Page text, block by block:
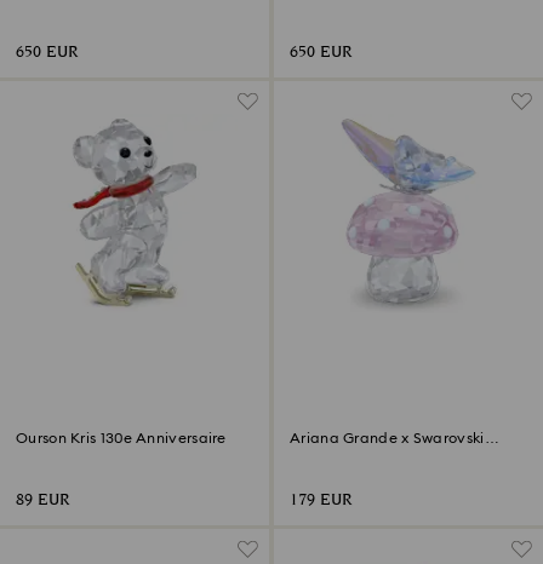
650 EUR 650 EUR
Ourson Kris 130e Anniversaire
89 EUR
‎Ariana Grande x Swarovski
179 EUR